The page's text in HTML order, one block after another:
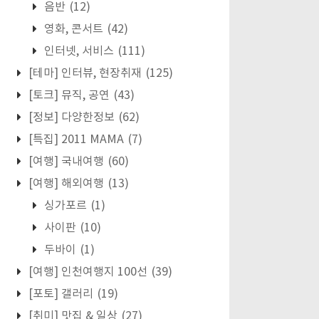
음반 (12)
영화, 콘서트 (42)
인터넷, 서비스 (111)
[테마] 인터뷰, 현장취재 (125)
[토크] 뮤직, 공연 (43)
[정보] 다양한정보 (62)
[특집] 2011 MAMA (7)
[여행] 국내여행 (60)
[여행] 해외여행 (13)
싱가포르 (1)
사이판 (10)
두바이
(1)
[여행] 인천여행지 100선 (39)
[포토] 갤러리
(19)
[취미] 맛집 & 일상 (27)